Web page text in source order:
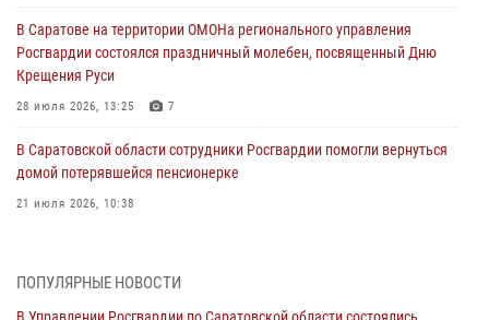
В Саратове на территории ОМОНа регионального управления
Росгвардии состоялся праздничный молебен, посвященный Дню
Крещения Руси
28 июля 2026, 13:25 7
В Саратовской области сотрудники Росгвардии помогли вернуться
домой потерявшейся пенсионерке
21 июля 2026, 10:38
вневедомственной охраны и вручения ключей от новых
автомобилей для подразделений лицензионно-разрешительной
ПОПУЛЯРНЫЕ НОВОСТИ
В Управлении Росгвардии по Саратовской области состоялись